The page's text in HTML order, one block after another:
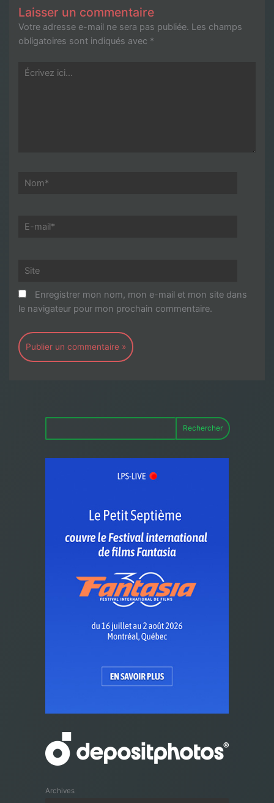
Laisser un commentaire
Votre adresse e-mail ne sera pas publiée. Les champs
obligatoires sont indiqués avec *
Écrivez
Nom*
E-
Site
Enregistrer mon nom, mon e-mail et mon site dans
le navigateur pour mon prochain commentaire.
Rechercher
Archives